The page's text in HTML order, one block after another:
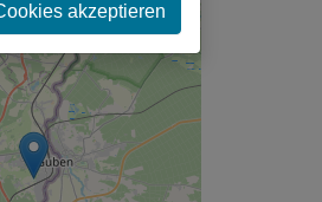
akzeptieren